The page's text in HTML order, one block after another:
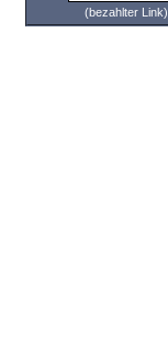
(bezahlter Link)